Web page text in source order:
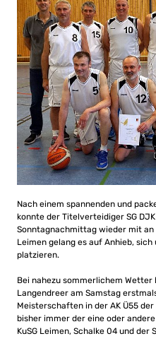
Nach einem spannenden und
konnte der Titelverteidiger SG
Sonntagnachmittag wieder mit an
Leimen gelang es auf Anhieb,
platzieren.
Bei nahezu sommerlichem Wetter
Langendreer am Samstag
Meisterschaften in der AK Ü55
bisher immer der eine oder
KuSG Leimen, Schalke 04 und der